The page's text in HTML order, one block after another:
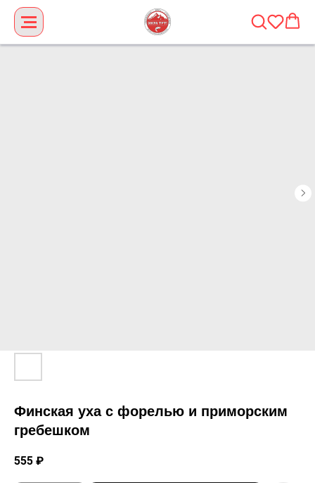
Финская уха с форелью и приморским
гребешком
555 ₽